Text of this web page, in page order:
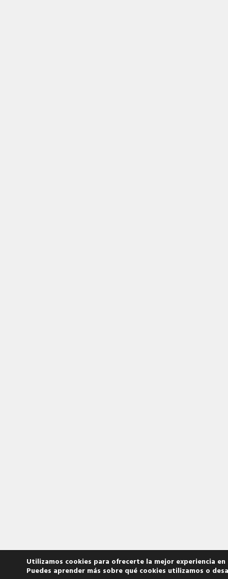
Utilizamos cookies para ofrecerte la mejor experiencia
Puedes aprender más sobre qué cookies utilizamos o